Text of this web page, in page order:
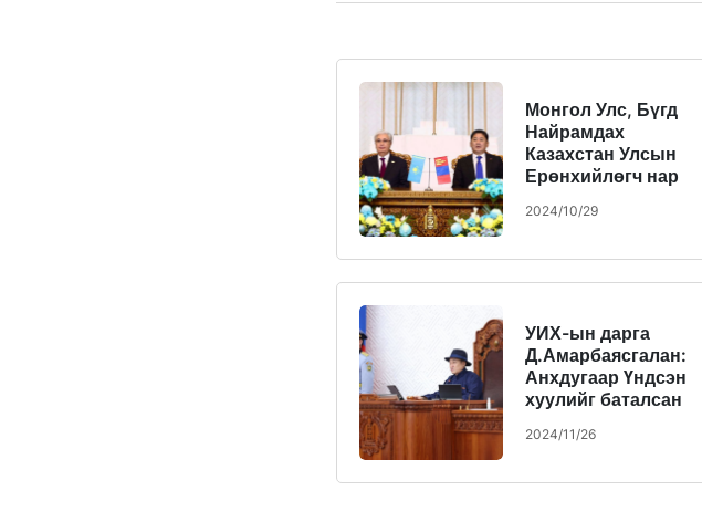
Монгол Улс, Бүгд
Найрамдах
Казахстан Улсын
Ерөнхийлөгч нар
харилцааг
түншлэл”-ийн
түвшинд хүргэснээ
2024/10/29
УИХ-ын дарга
Д.Амарбаясгалан:
Анхдугаар Үндсэн
хуулийг баталсан
тусгаар байдал, ард
хувь заяаг шийдсэн
2024/11/26